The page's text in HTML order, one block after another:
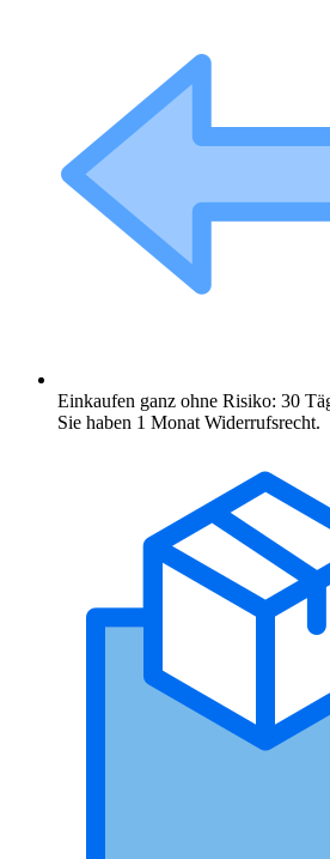
Einkaufen ganz ohne Risiko: 30
Sie haben 1 Monat Widerrufsrecht.